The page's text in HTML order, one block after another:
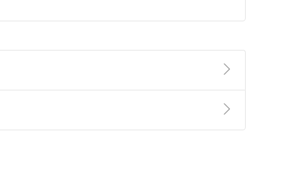
2條第5款之規定，「非以有形媒介提供之數位